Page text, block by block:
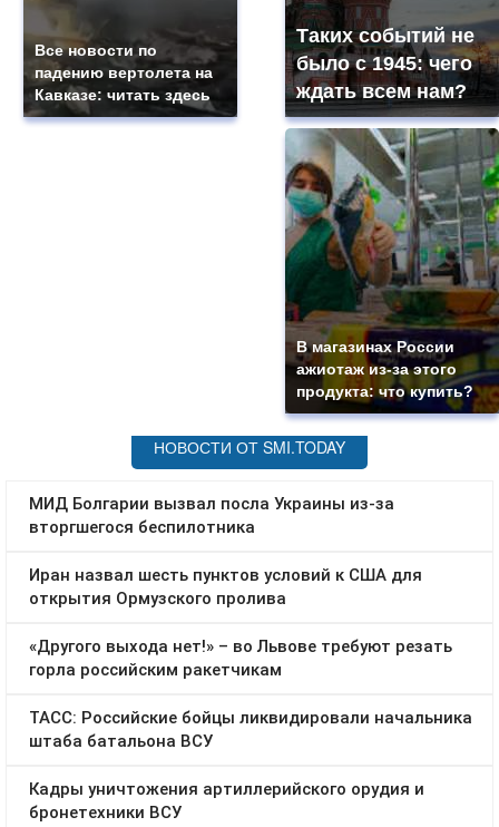
Все новости по
падению вертолета на
Кавказе: читать здесь
Таких событий не
было с 1945: чего
ждать всем нам?
В магазинах России
ажиотаж из-за этого
продукта: что купить?